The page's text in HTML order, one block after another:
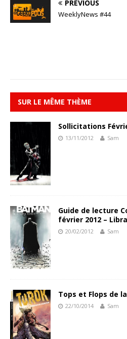
PREVIOUS
WeeklyNews #44
SUR LE MÊME THÈME
Sollicitations
13/11/2012 Sam
Guide de lecture
février 2012 –
20/02/2012 Sam
Tops et Flops de
22/10/2014 Sam